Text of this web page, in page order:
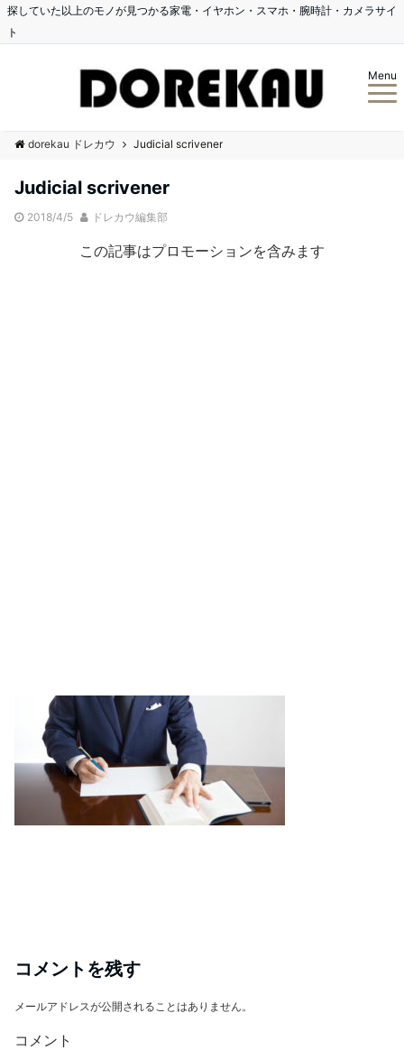
探していた以上のモノが見つかる家電・イヤホン・スマホ・腕時計・カメラサイ
ト
Menu
dorekau ドレカウ Judicial scrivener
Judicial scrivener
2018/4/5 ドレカウ編集部
この記事はプロモーションを含みます
コメントを残す
メールアドレスが公開されることはありません。
コメント